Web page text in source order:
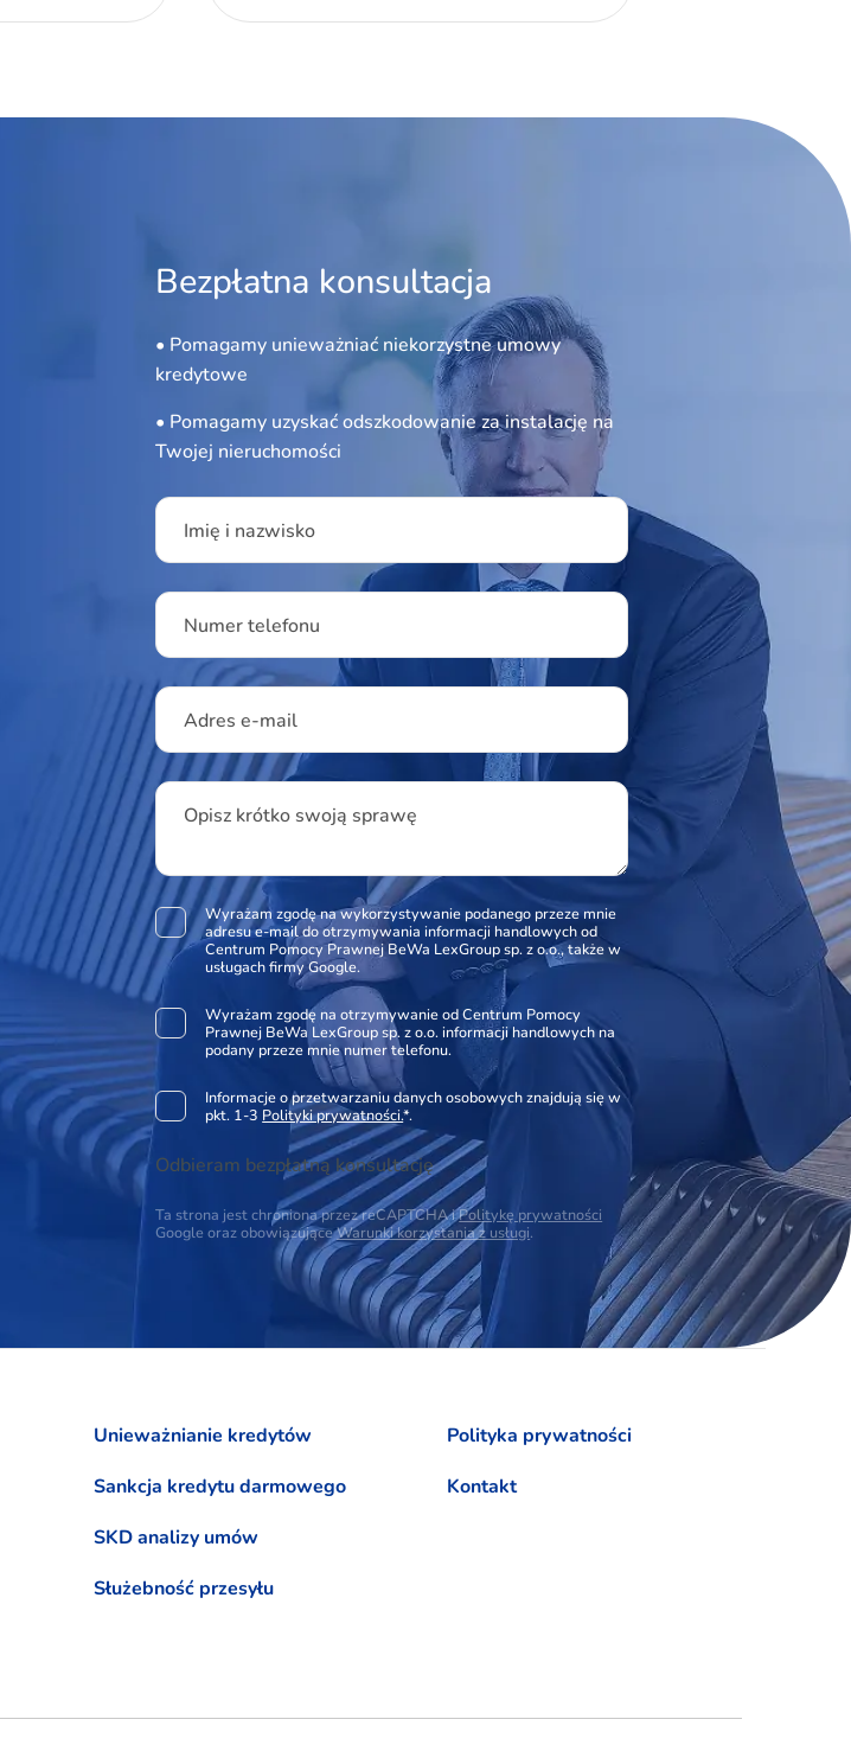
Bezpłatna konsultacja
• Pomagamy unieważniać niekorzystne umowy
kredytowe
• Pomagamy uzyskać odszkodowanie za instalację na
Twojej nieruchomości
Please leave this field empty.
Imię i nazwisko
Numer telefonu
Adres e-mail
Opisz krótko swoją sprawę
Wyrażam zgodę na wykorzystywanie podanego przeze mnie
adresu e-mail do otrzymywania informacji handlowych od
Centrum Pomocy Prawnej BeWa LexGroup sp. z o.o., także w
usługach firmy Google.
Wyrażam zgodę na otrzymywanie od Centrum Pomocy
Prawnej BeWa LexGroup sp. z o.o. informacji handlowych na
podany przeze mnie numer telefonu.
Informacje o przetwarzaniu danych osobowych znajdują się w
pkt. 1-3 Polityki prywatności.*.
Odbieram bezpłatną konsultację
Ta strona jest chroniona przez reCAPTCHA iPolitykę prywatności
Google oraz obowiązująceWarunki korzystania z usługi.
Unieważnianie kredytów
Sankcja kredytu darmowego
SKD analizy umów
Służebność przesyłu
Polityka prywatności
Kontakt